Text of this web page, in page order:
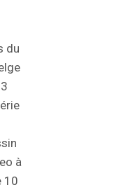
du
à
10